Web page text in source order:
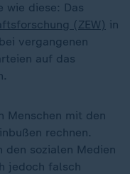
wie diese: Das
(ZEW) in
vergangenen
auf das
Menschen mit den
rechnen.
den sozialen Medien
jedoch falsch